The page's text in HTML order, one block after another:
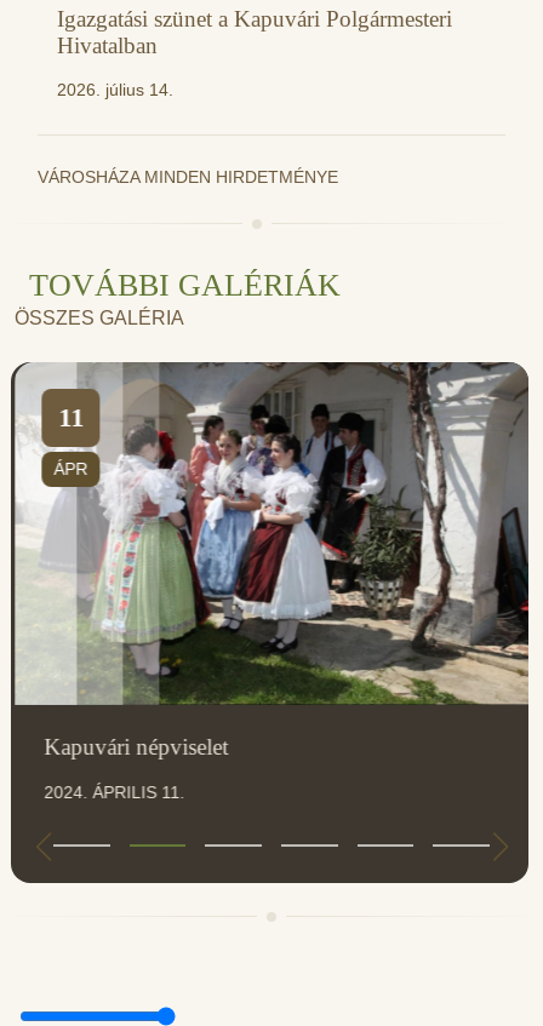
Igazgatási szünet a Kapuvári Polgármesteri
Hivatalban
2026. július 14.
VÁROSHÁZA MINDEN HIRDETMÉNYE
TOVÁBBI GALÉRIÁK
ÖSSZES GALÉRIA
11
ÁPR
Kapuvári népviselet
2024. ÁPRILIS 11.